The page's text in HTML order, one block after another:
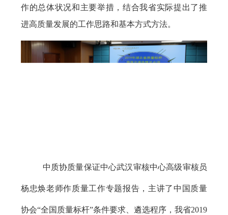
作的总体状况和主要举措，结合我省实际提出了推
进高质量发展的工作思路和基本方式方法。
中质协质量保证中心武汉审核中心高级审核员
杨忠焕老师作质量工作专题报告，主讲了中国质量
协会“全国质量标杆”条件要求、遴选程序，我省2019